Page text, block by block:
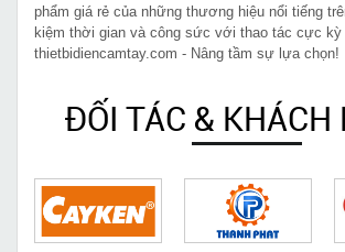
phẩm giá rẻ của những thương hiệu nổi tiếng
kiệm thời gian và công sức với thao tác cực kỳ
thietbidiencamtay.com - Nâng tầm sự lựa chọn!
ĐỐI TÁC & KHÁCH